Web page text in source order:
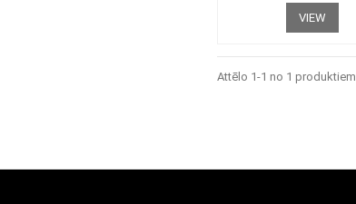
VIEW
Attēlo 1-1 no 1 produktiem